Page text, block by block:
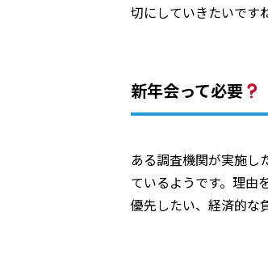
切にしていきたいです
新年会って必要
ある調査機関が実施し
ているようです。理由
優先したい、経済的な